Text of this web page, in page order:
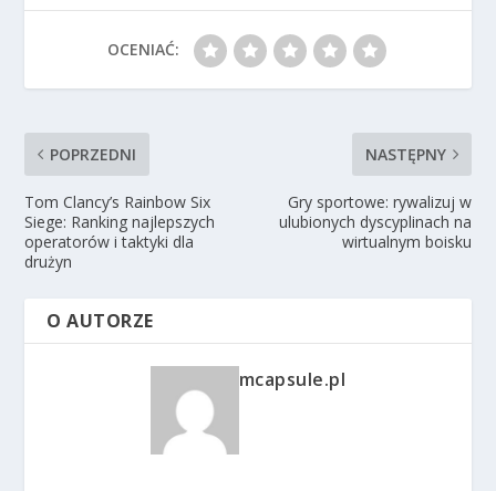
OCENIAĆ:
POPRZEDNI
Tom Clancy’s Rainbow Six
Siege: Ranking najlepszych
operatorów i taktyki dla
drużyn
NASTĘPNY
Gry sportowe: rywalizuj w
ulubionych dyscyplinach na
wirtualnym boisku
O AUTORZE
mcapsule.pl